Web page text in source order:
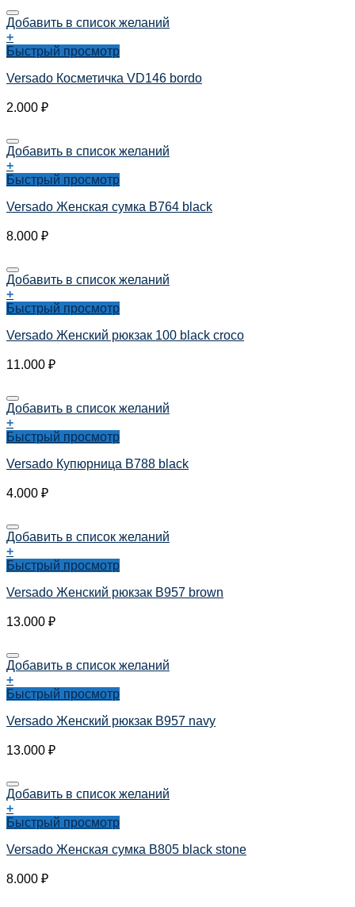
Добавить в список желаний
+
Быстрый просмотр
Versado Косметичка VD146 bordo
2.000 ₽
Добавить в список желаний
+
Быстрый просмотр
Versado Женская сумка B764 black
8.000 ₽
Добавить в список желаний
+
Быстрый просмотр
Versado Женский рюкзак 100 black croco
11.000 ₽
Добавить в список желаний
+
Быстрый просмотр
Versado Купюрница B788 black
4.000 ₽
Добавить в список желаний
+
Быстрый просмотр
Versado Женский рюкзак B957 brown
13.000 ₽
Добавить в список желаний
+
Быстрый просмотр
Versado Женский рюкзак B957 navy
13.000 ₽
Добавить в список желаний
+
Быстрый просмотр
Versado Женская сумка B805 black stone
8.000 ₽